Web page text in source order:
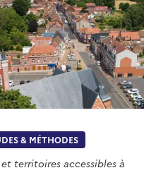
& MÉTHODES
territoires accessibles à